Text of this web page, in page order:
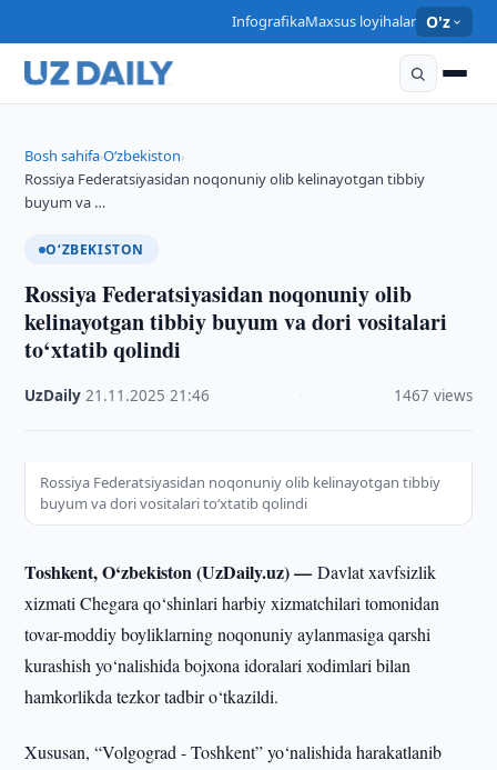
InfografikaMaxsus loyihalar O'z
Bosh sahifa›O‘zbekiston›
Rossiya Federatsiyasidan noqonuniy olib kelinayotgan tibbiy
buyum va …
O‘ZBEKISTON
Rossiya Federatsiyasidan noqonuniy olib
kelinayotgan tibbiy buyum va dori vositalari
to‘xtatib qolindi
UzDaily ·21.11.2025 ·21:46 1467 views
Rossiya Federatsiyasidan noqonuniy olib kelinayotgan tibbiy
buyum va dori vositalari to‘xtatib qolindi
Toshkent, O‘zbekiston (UzDaily.uz) —Davlat xavfsizlik
xizmati Chegara qo‘shinlari harbiy xizmatchilari tomonidan
tovar-moddiy boyliklarning noqonuniy aylanmasiga qarshi
kurashish yo‘nalishida bojxona idoralari xodimlari bilan
hamkorlikda tezkor tadbir o‘tkazildi.
Xususan, “Volgograd - Toshkent” yo‘nalishida harakatlanib